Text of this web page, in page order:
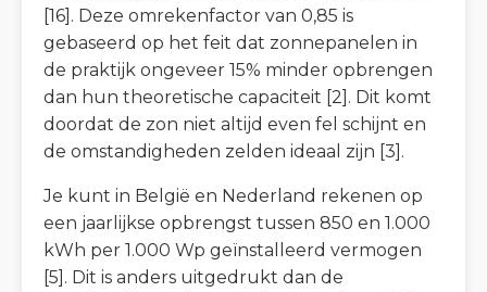
[16]. Deze omrekenfactor van 0,85 is
gebaseerd op het feit dat zonnepanelen in
de praktijk ongeveer 15% minder opbrengen
dan hun theoretische capaciteit [2]. Dit komt
doordat de zon niet altijd even fel schijnt en
de omstandigheden zelden ideaal zijn [3].
Je kunt in België en Nederland rekenen op
een jaarlijkse opbrengst tussen 850 en 1.000
kWh per 1.000 Wp geïnstalleerd vermogen
[5]. Dit is anders uitgedrukt dan de